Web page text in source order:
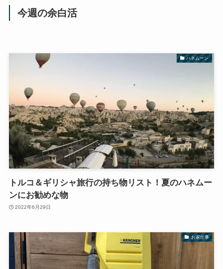
今週の余白活
ハネムーン
トルコ＆ギリシャ旅行の持ち物リスト！夏のハネムー
ンにお勧めな物
2022年6月29日
お家仕事